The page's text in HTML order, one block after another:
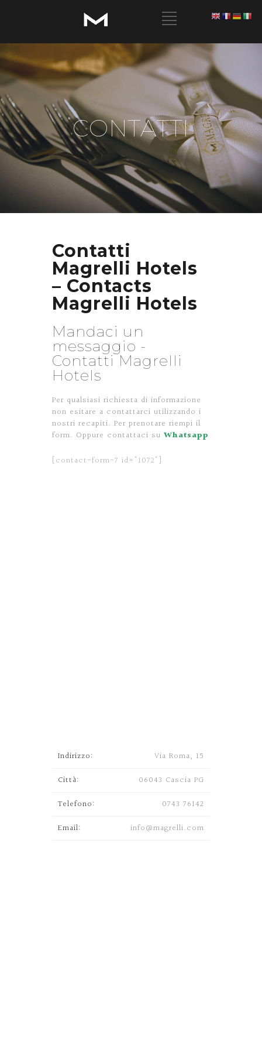
CONTATTI
Contatti
Magrelli Hotels
– Contacts
Magrelli Hotels
Mandaci un
messaggio -
Contatti Magrelli
Hotels
Per qualsiasi richiesta di informazione
non esitare a contattarci utilizzando i
nostri recapiti. Per prenotare riempi il
form. Oppure contattaci su Whatsapp
[contact-form-7 id="1072"]
Indirizzo:
Via Roma, 15
Città:
06043 Cascia PG
Telefono:
0743 76142
Email:
info@magrelli.com